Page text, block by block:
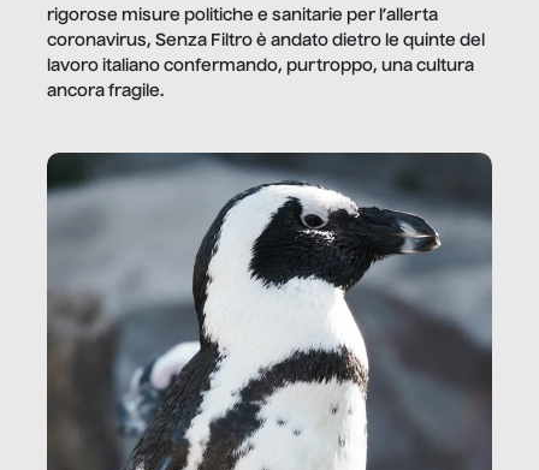
rigorose misure politiche e sanitarie per l’allerta
coronavirus, Senza Filtro è andato dietro le quinte del
lavoro italiano confermando, purtroppo, una cultura
ancora fragile.